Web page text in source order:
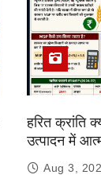
हरित क्रांति
उत्पादन में
Explained
Aug 3,